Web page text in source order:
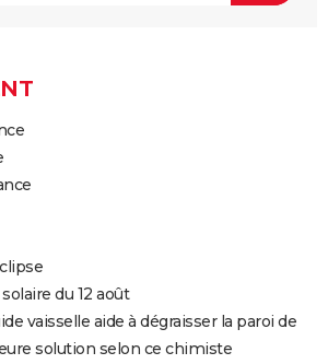
du 12 août
vaisselle aide à dégraisser la paroi de
solution selon ce chimiste